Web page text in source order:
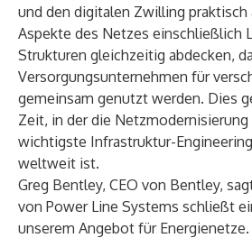
und den digitalen Zwilling praktisch
Aspekte des Netzes einschließlich
Strukturen gleichzeitig abdecken,
Versorgungsunternehmen für
gemeinsam genutzt werden. Dies
Zeit, in der die
wichtigste Infrastruktur-
weltweit ist.
Greg Bentley, CEO von Bentley,
von Power Line Systems schließt
unserem Angebot für